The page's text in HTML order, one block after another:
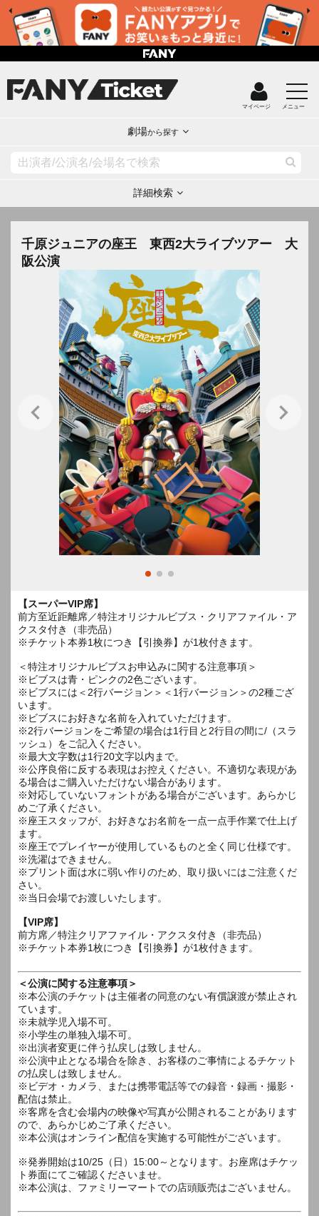
マイページ メニュー
劇場から探す
詳細検索
千原ジュニアの座王 東西2大ライブツアー 大
阪公演
【スーパーVIP席】
前方至近距離席／特注オリジナルビブス・クリアファイル・ア
クスタ付き（非売品）
※チケット本券1枚につき【引換券】が1枚付きます。
＜特注オリジナルビブスお申込みに関する注意事項＞
※ビブスは青・ピンクの2色ございます。
※ビブスには＜2行バージョン＞＜1行バージョン＞の2種ござ
います。
※ビブスにお好きな名前を入れていただけます。
※2行バージョンをご希望の場合は1行目と2行目の間に/（スラ
ッシュ）をご記入ください。
※最大文字数は1行20文字以内まで。
※公序良俗に反する表現はお控えください。不適切な表現があ
る場合はご購入いただけない場合があります。
※対応していないフォントがある場合がございます。あらかじ
めご了承ください。
※座王スタッフが、お好きなお名前を一点一点手作業で仕上げ
ます。
※座王でプレイヤーが使用しているものと全く同じ仕様です。
※洗濯はできません。
※プリント面は水に弱い作りのため、取り扱いにはご注意くだ
さい。
※当日会場でお渡しいたします。
【VIP席】
前方席／特注クリアファイル・アクスタ付き（非売品）
※チケット本券1枚につき【引換券】が1枚付きます。
＜公演に関する注意事項＞
※本公演のチケットは主催者の同意のない有償譲渡が禁止され
ています。
※未就学児入場不可。
※小学生の単独入場不可。
※出演者変更に伴う払戻しは致しません。
※公演中止となる場合を除き、お客様のご事情によるチケット
の払戻しは致しません。
※ビデオ・カメラ、または携帯電話等での録音・録画・撮影・
配信は禁止。
※客席を含む会場内の映像や写真が公開されることがあります
ので、あらかじめご了承ください。
※本公演はオンライン配信を実施する可能性がございます。
※発券開始は10/25（日）15:00～となります。お座席はチケッ
ト券面にてご確認くださいませ。
※本公演は、ファミリーマートでの店頭販売はございません。